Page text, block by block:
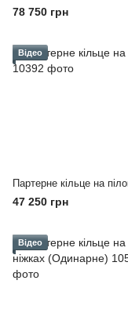
78 750 грн
Відео
Партерне кільце на
47 250 грн
Відео